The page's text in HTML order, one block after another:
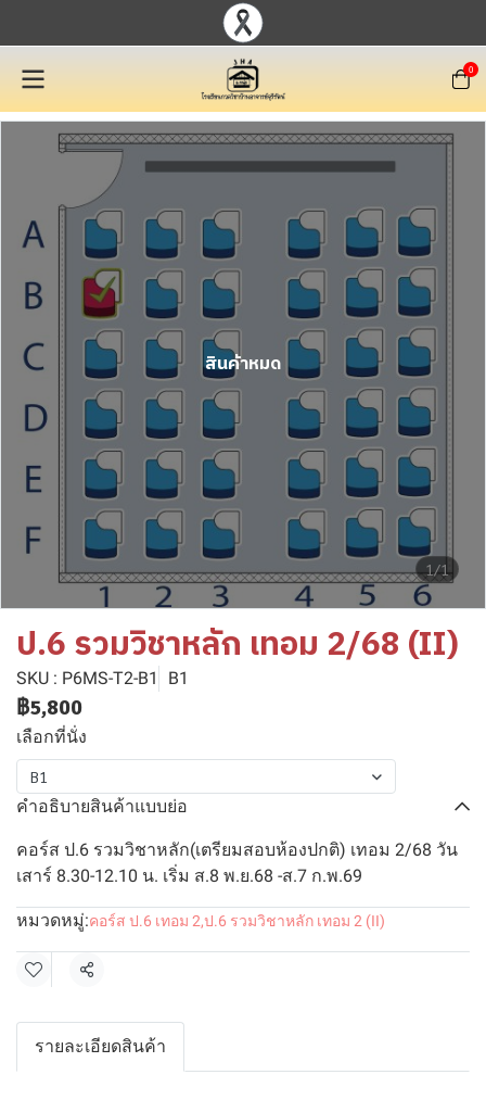
0
1/1
สินค้าหมด
ป.6 รวมวิชาหลัก เทอม 2/68 (II)
SKU : P6MS-T2-B1 B1
฿5,800
เลือกที่นั่ง
B1
คำอธิบายสินค้าแบบย่อ
คอร์ส ป.6 รวมวิชาหลัก(เตรียมสอบห้องปกติ) เทอม 2/68 วัน
เสาร์ 8.30-12.10 น. เริ่ม ส.8 พ.ย.68 -ส.7 ก.พ.69
หมวดหมู่:คอร์ส ป.6 เทอม 2,ป.6 รวมวิชาหลัก เทอม 2 (II)
แชร์
รายละเอียดสินค้า